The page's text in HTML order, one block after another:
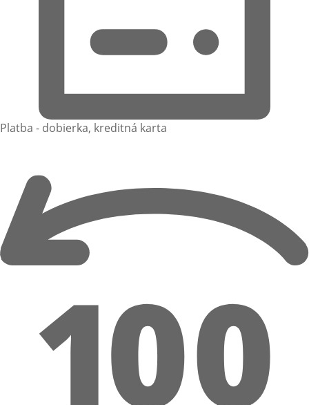
Platba - dobierka, kreditná karta